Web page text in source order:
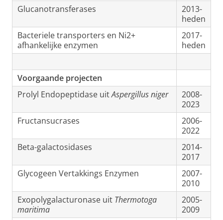
o
t
a
l
Glucanotransferases
2013-
heden
Bacteriele transporters en Ni2+
afhankelijke enzymen
2017-
heden
Voorgaande projecten
Prolyl Endopeptidase uitAspergillus niger
2008-
2023
Fructansucrases
2006-
2022
Beta-galactosidases
2014-
2017
Glycogeen Vertakkings Enzymen
2007-
2010
Exopolygalacturonase uit Thermotoga
maritima
2005-
2009